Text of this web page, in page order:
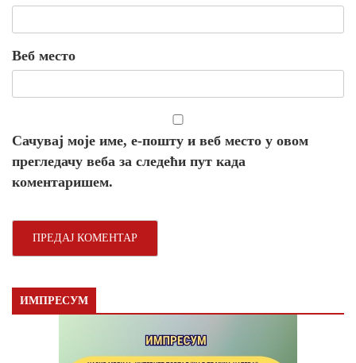
Веб место
Сачувај моје име, е-пошту и веб место у овом
прегледачу веба за следећи пут када
коментаришем.
ИМПРЕСУМ